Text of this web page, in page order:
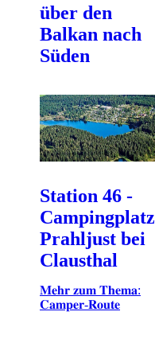
über den
Balkan nach
Süden
Station 46 -
Campingplatz
Prahljust bei
Clausthal
𝐌𝐞𝐡𝐫 𝐳𝐮𝐦 𝐓𝐡𝐞𝐦𝐚:
𝐂𝐚𝐦𝐩𝐞𝐫-𝐑𝐨𝐮𝐭𝐞